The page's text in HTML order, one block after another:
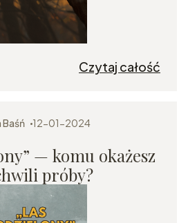
Czytaj całość
12-01-2024
— komu okażesz
próby?